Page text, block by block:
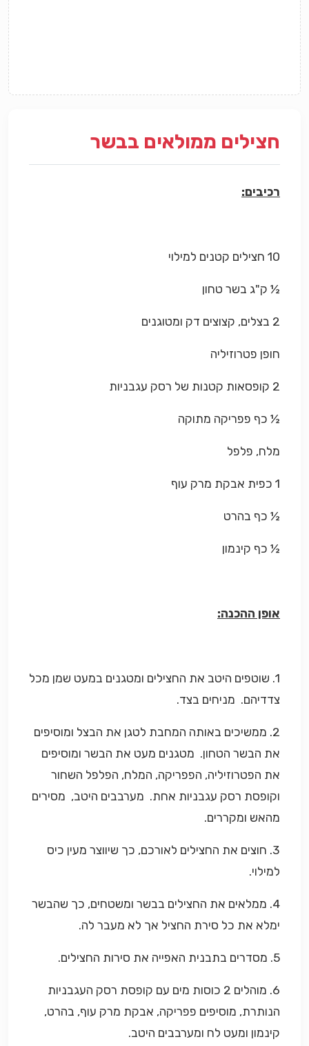
חצילים ממולאים בבשר
רכיבים:
10 חצילים קטנים למילוי
½ ק"ג בשר טחון
2 בצלים, קצוצים דק ומטוגנים
חופן פטרוזיליה
2 קופסאות קטנות של רסק עגבניות
½ כף פפריקה מתוקה
מלח, פלפל
1 כפית אבקת מרק עוף
½ כף בהרט
½ כף קינמון
אופן ההכנה:
1. שוטפים היטב את החצילים ומטגנים במעט שמן מכל
צדדיהם. מניחים בצד.
2. ממשיכים באותה המחבת לטגן את הבצל ומוסיפים
את הבשר הטחון. מטגנים מעט את הבשר ומוסיפים
את הפטרוזיליה, הפפריקה, המלח, הפלפל השחור
וקופסת רסק עגבניות אחת. מערבבים היטב, מסירים
מהאש ומקררים.
3. חוצים את החצילים לאורכם, כך שיווצר מעין כיס
למילוי.
4. ממלאים את החצילים בבשר ומשטחים, כך שהבשר
ימלא את כל סירת החציל אך לא מעבר לה.
5. מסדרים בתבנית האפייה את סירות החצילים.
6. מוהלים 2 כוסות מים עם קופסת רסק העגבניות
הנותרת, מוסיפים פפריקה, אבקת מרק עוף, בהרט,
קינמון ומעט לח ומערבבים היטב.